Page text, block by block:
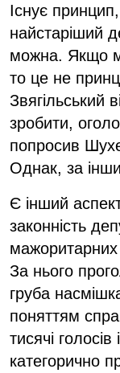
Існує
найстаріший
можна. Якщо
то це не
Звягільський
зробити,
попросив
Однак, за
Є інший
законність
мажоритарних
За нього
груба
поняттям
тисячі
категорично